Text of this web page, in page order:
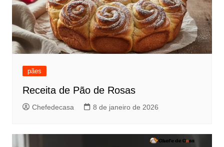
pães
Receita de Pão de Rosas
Chefedecasa 8 de janeiro de 2026